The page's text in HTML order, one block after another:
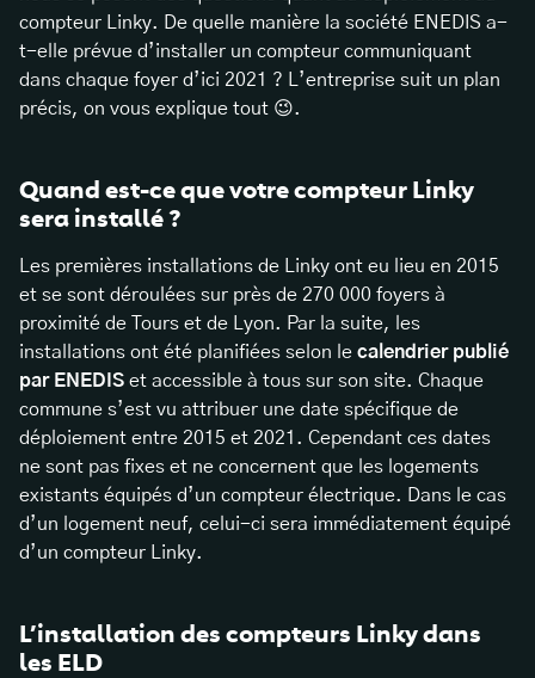
compteur Linky. De quelle manière la société ENEDIS a-
t-elle prévue d’installer un compteur communiquant
dans chaque foyer d’ici 2021 ? L’entreprise suit un plan
précis, on vous explique tout 😉.
Quand est-ce que votre compteur Linky
sera installé ?
Les premières installations de Linky ont eu lieu en 2015
et se sont déroulées sur près de 270 000 foyers à
proximité de Tours et de Lyon. Par la suite, les
installations ont été planifiées selon le calendrier publié
par ENEDIS et accessible à tous sur son site. Chaque
commune s’est vu attribuer une date spécifique de
déploiement entre 2015 et 2021. Cependant ces dates
ne sont pas fixes et ne concernent que les logements
existants équipés d’un compteur électrique. Dans le cas
d’un logement neuf, celui-ci sera immédiatement équipé
d’un compteur Linky.
L’installation des compteurs Linky dans
les ELD